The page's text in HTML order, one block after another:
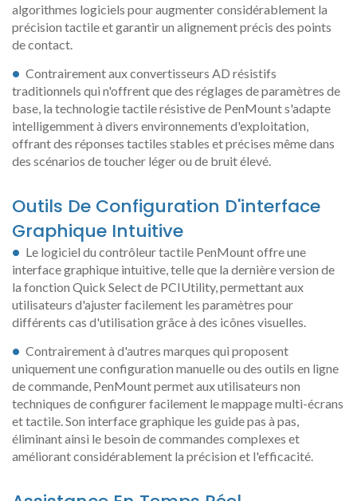
algorithmes logiciels pour augmenter considérablement la
précision tactile et garantir un alignement précis des points
de contact.
Contrairement aux convertisseurs AD résistifs
traditionnels qui n'offrent que des réglages de paramètres de
base, la technologie tactile résistive de PenMount s'adapte
intelligemment à divers environnements d'exploitation,
offrant des réponses tactiles stables et précises même dans
des scénarios de toucher léger ou de bruit élevé.
Outils De Configuration D'interface
Graphique Intuitive
Le logiciel du contrôleur tactile PenMount offre une
interface graphique intuitive, telle que la dernière version de
la fonction Quick Select de PCIUtility, permettant aux
utilisateurs d'ajuster facilement les paramètres pour
différents cas d'utilisation grâce à des icônes visuelles.
Contrairement à d'autres marques qui proposent
uniquement une configuration manuelle ou des outils en ligne
de commande, PenMount permet aux utilisateurs non
techniques de configurer facilement le mappage multi-écrans
et tactile. Son interface graphique les guide pas à pas,
éliminant ainsi le besoin de commandes complexes et
améliorant considérablement la précision et l'efficacité.